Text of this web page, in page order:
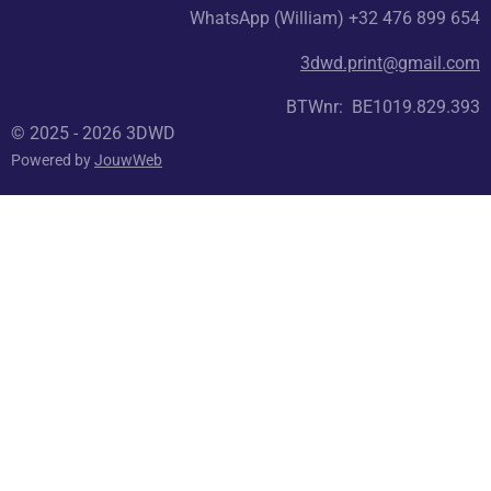
WhatsApp (William) +32 476 899 654
3dwd.print@gmail.com
BTWnr: BE1019.829.393
© 2025 - 2026 3DWD
Powered byJouwWeb